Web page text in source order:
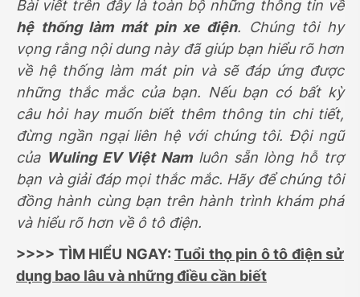
Bài viết trên đây là toàn bộ những thông tin về
hệ thống làm mát pin xe điện. Chúng tôi hy
vọng rằng nội dung này đã giúp bạn hiểu rõ hơn
về hệ thống làm mát pin và sẽ đáp ứng được
những thắc mắc của bạn. Nếu bạn có bất kỳ
câu hỏi hay muốn biết thêm thông tin chi tiết,
đừng ngần ngại liên hệ với chúng tôi. Đội ngũ
của Wuling EV Việt Namluôn sẵn lòng hỗ trợ
bạn và giải đáp mọi thắc mắc. Hãy để chúng tôi
đồng hành cùng bạn trên hành trình khám phá
và hiểu rõ hơn về ô tô điện.
>>>> TÌM HIỂU NGAY:Tuổi thọ pin ô tô điện sử
dụng bao lâu và những điều cần biết